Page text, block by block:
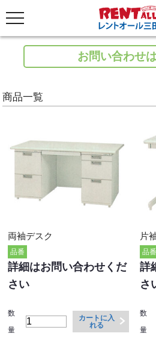
お問い合わせ
商品一覧
両袖デスク
品番
詳細はお問い合わせくだ
さい
数
量
カートに入
れる
片
品番
詳
さ
数
量